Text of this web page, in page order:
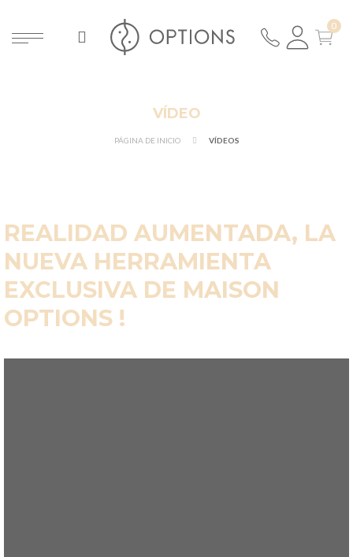
VÍDEO
PÁGINA DE INICIO VÍDEOS
REALIDAD AUMENTADA, LA
NUEVA HERRAMIENTA
EXCLUSIVA DE MAISON
OPTIONS !